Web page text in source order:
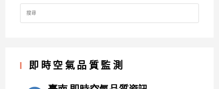
Search
for:
即時空氣品質監測